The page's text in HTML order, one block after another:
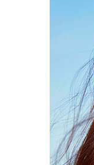
今気になっているフ
オススメの映画はあ
季節ごとにおすすめ
今後挑戦したい役を
旅行で行きたい場所
ドライブに行くなら
ストレス発散方法を
休日は普段どのよう
今年1番の思い出は